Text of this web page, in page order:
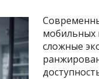
мобильных
сложные